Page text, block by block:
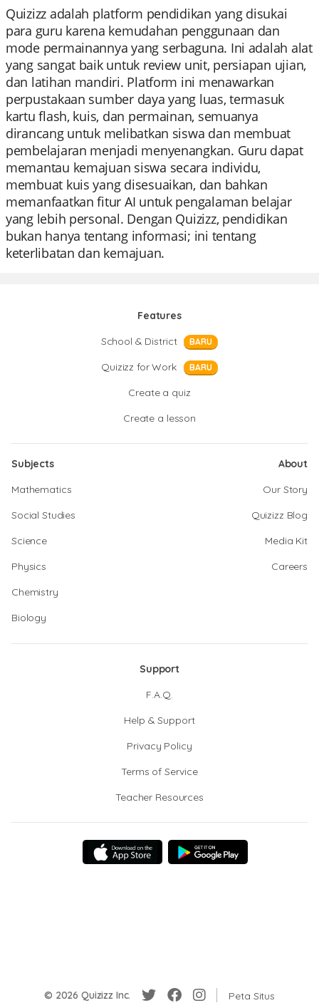
Quizizz adalah platform pendidikan yang disukai
para guru karena kemudahan penggunaan dan
mode permainannya yang serbaguna. Ini adalah alat
yang sangat baik untuk review unit, persiapan ujian,
dan latihan mandiri. Platform ini menawarkan
perpustakaan sumber daya yang luas, termasuk
kartu flash, kuis, dan permainan, semuanya
dirancang untuk melibatkan siswa dan membuat
pembelajaran menjadi menyenangkan. Guru dapat
memantau kemajuan siswa secara individu,
membuat kuis yang disesuaikan, dan bahkan
memanfaatkan fitur AI untuk pengalaman belajar
yang lebih personal. Dengan Quizizz, pendidikan
bukan hanya tentang informasi; ini tentang
keterlibatan dan kemajuan.
Features
School & District
BARU
Quizizz for Work BARU
Create a quiz
Create a lesson
Subjects
Mathematics
Social Studies
Science
Physics
Chemistry
Biology
About
Our Story
Quizizz Blog
Media Kit
Careers
Support
F.A.Q.
Help & Support
Privacy Policy
Terms of Service
Teacher Resources
© 2026 Quizizz Inc. Peta Situs